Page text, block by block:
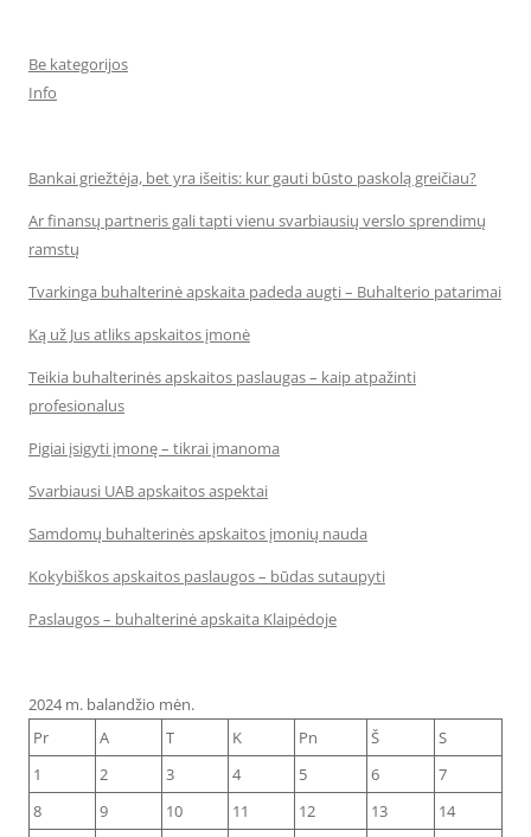
Be kategorijos
Info
Bankai griežtėja, bet yra išeitis: kur gauti būsto paskolą greičiau?
Ar finansų partneris gali tapti vienu svarbiausių verslo sprendimų
ramstų
Tvarkinga buhalterinė apskaita padeda augti – Buhalterio patarimai
Ką už Jus atliks apskaitos įmonė
Teikia buhalterinės apskaitos paslaugas – kaip atpažinti
profesionalus
Pigiai įsigyti įmonę – tikrai įmanoma
Svarbiausi UAB apskaitos aspektai
Samdomų buhalterinės apskaitos įmonių nauda
Kokybiškos apskaitos paslaugos – būdas sutaupyti
Paslaugos – buhalterinė apskaita Klaipėdoje
2024 m. balandžio mėn.
Pr
A T K Pn Š
S
1
2 3 4 5 6
7
8
9 10 11 12 13 14